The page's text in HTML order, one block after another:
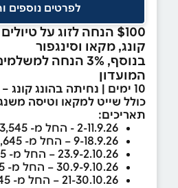
לפרטים נוספים
$100 הנחה לזוג על
קונג, מקאו וסינגפור
בנוסף, 3% הנחה
המועדון
10 ימים | נחיתה בהונג
כולל שייט למקאו וטיסה
תאריכים:
2-11.9.26 - החל מ- $3,545
9-18.9.26 – החל מ- $3,645
23.9-2.10.26 – החל מ- $3,845
30.9-9.10.26 – החל מ- $3,645
21-30.10.26 – החל מ- $3,545